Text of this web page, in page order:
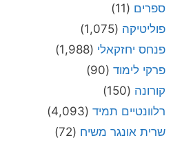
ספרים (11)
פוליטיקה (1,075)
פנחס יחזקאלי (1,988)
פרקי לימוד (90)
קורונה (150)
רלוונטיים תמיד (4,093)
שרית אונגר משיח (72)